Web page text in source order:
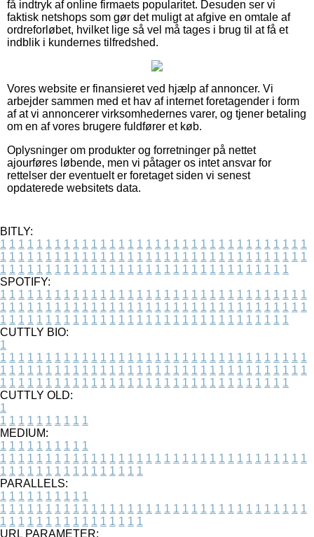
få indtryk af online firmaets popularitet. Desuden ser vi
faktisk netshops som gør det muligt at afgive en omtale af
ordreforløbet, hvilket lige så vel må tages i brug til at få et
indblik i kundernes tilfredshed.
Vores website er finansieret ved hjælp af annoncer. Vi
arbejder sammen med et hav af internet foretagender i form
af at vi annoncerer virksomhedernes varer, og tjener betaling
om en af vores brugere fuldfører et køb.
Oplysninger om produkter og forretninger på nettet
ajourføres løbende, men vi påtager os intet ansvar for
rettelser der eventuelt er foretaget siden vi senest
opdaterede websitets data.
BITLY:
1 1 1 1 1 1 1 1 1 1 1 1 1 1 1 1 1 1 1 1 1 1 1 1 1 1 1 1 1 1 1 1 1 1
1 1 1 1 1 1 1 1 1 1 1 1 1 1 1 1 1 1 1 1 1 1 1 1 1 1 1 1 1 1 1 1 1 1
1 1 1 1 1 1 1 1 1 1 1 1 1 1 1 1 1 1 1 1 1 1 1 1 1 1 1 1 1 1 1 1
SPOTIFY:
1 1 1 1 1 1 1 1 1 1 1 1 1 1 1 1 1 1 1 1 1 1 1 1 1 1 1 1 1 1 1 1 1 1
1 1 1 1 1 1 1 1 1 1 1 1 1 1 1 1 1 1 1 1 1 1 1 1 1 1 1 1 1 1 1 1 1 1
1 1 1 1 1 1 1 1 1 1 1 1 1 1 1 1 1 1 1 1 1 1 1 1 1 1 1 1 1 1 1 1
CUTTLY BIO:
1
1 1 1 1 1 1 1 1 1 1 1 1 1 1 1 1 1 1 1 1 1 1 1 1 1 1 1 1 1 1 1 1 1 1
1 1 1 1 1 1 1 1 1 1 1 1 1 1 1 1 1 1 1 1 1 1 1 1 1 1 1 1 1 1 1 1 1 1
1 1 1 1 1 1 1 1 1 1 1 1 1 1 1 1 1 1 1 1 1 1 1 1 1 1 1 1 1 1 1 1
CUTTLY OLD:
1
1 1 1 1 1 1 1 1 1 1
MEDIUM:
1 1 1 1 1 1 1 1 1 1
1 1 1 1 1 1 1 1 1 1 1 1 1 1 1 1 1 1 1 1 1 1 1 1 1 1 1 1 1 1 1 1 1 1
1 1 1 1 1 1 1 1 1 1 1 1 1 1 1 1
PARALLELS:
1 1 1 1 1 1 1 1 1 1
1 1 1 1 1 1 1 1 1 1 1 1 1 1 1 1 1 1 1 1 1 1 1 1 1 1 1 1 1 1 1 1 1 1
1 1 1 1 1 1 1 1 1 1 1 1 1 1 1 1
URL PARAMETER: